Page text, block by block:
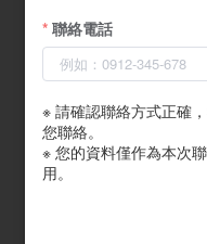
聯絡電話
※ 請確認聯絡方式正確
您聯絡。
※ 您的資料僅作為本次
用。